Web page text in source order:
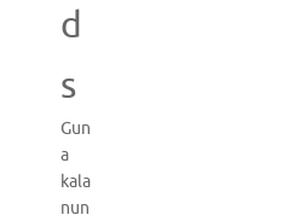
d
s
Gun
a
kala
nun